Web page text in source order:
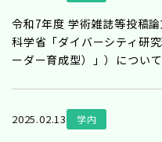
令和7年度 学術雑誌等投稿
科学省「ダイバーシティ研
ーダー育成型）」）について
2025.02.13 学内